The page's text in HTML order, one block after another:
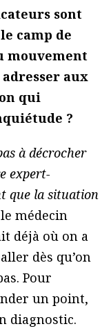
sont
camp de
mouvement
adresser aux
qui
?
à décrocher
expert-
que la situation
médecin
déjà où on a
dès qu’on
Pour
un point,
diagnostic.